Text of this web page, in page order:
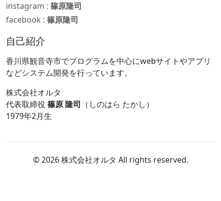
instagram : 篠原隆司
facebook : 篠原隆司
自己紹介
香川県観音寺市でプログラムを中心にwebサイトやアプリ
などシステム開発を行っています。
株式会社オルタ
代表取締役 篠原 隆司 （しのはら たかし）
1979年2月生
© 2026 株式会社オルタ All rights reserved.